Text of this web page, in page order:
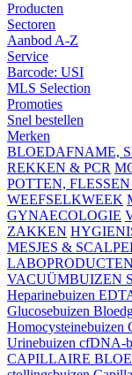
Producten
Sectoren
Aanbod A-Z
Service
Barcode: USI
MLS Selection
Promoties
Snel bestellen
Merken
BLOEDAFNAME,
REKKEN & PCR
POTTEN, FLESSEN
WEEFSELKWEEK
GYNAECOLOGIE
ZAKKEN
MESJES &
LABOPRODUCTEN
VACUÜMBUIZEN
Heparinebuizen
Glucosebuizen
Homocysteinebuizen
Urinebuizen cfDNA-
CAPILLAIRE